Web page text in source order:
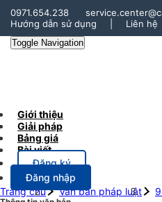
0971.654.238
Hướng dẫn sử dụng
Liên hệ
Toggle Navigation
Giới thiệu
Giải pháp
Bảng giá
Bài viết
Đăng ký
Đăng nhập
Trang chủ
Văn bản pháp luật